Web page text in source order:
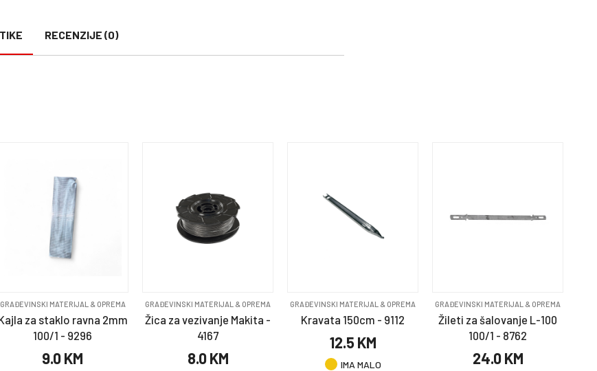
RECENZIJE (0)
GRAĐEVINSKI MATERIJAL & OPREMA
za staklo ravna 2mm
100/1 - 9296
9.0 KM
GRAĐEVINSKI MATERIJAL & OPREMA
Žica za vezivanje Makita -
4167
8.0 KM
GRAĐEVINSKI MATERIJAL & OPREMA
Kravata 150cm - 9112
12.5 KM
IMA MALO
GRAĐEVINSKI MATERIJAL & OPREMA
Žileti za šalovanje L-100
100/1 - 8762
24.0 KM